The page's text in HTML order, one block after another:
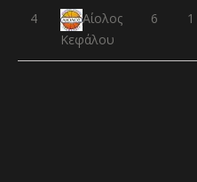
4
Αίολος
Κεφάλου
6 1